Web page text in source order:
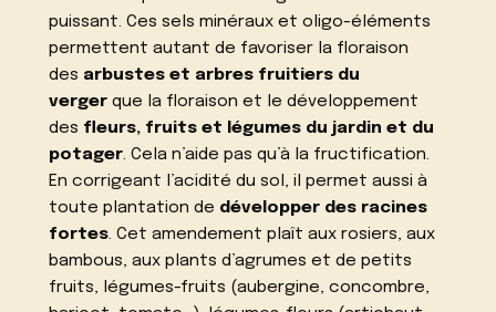
puissant. Ces sels minéraux et oligo-éléments
permettent autant de favoriser la floraison
des arbustes et arbres fruitiers du
verger que la floraison et le développement
des fleurs, fruits et légumes du jardin et du
potager. Cela n’aide pas qu’à la fructification.
En corrigeant l’acidité du sol, il permet aussi à
toute plantation de développer des racines
fortes. Cet amendement plaît aux rosiers, aux
bambous, aux plants d’agrumes et de petits
fruits, légumes-fruits (aubergine, concombre,